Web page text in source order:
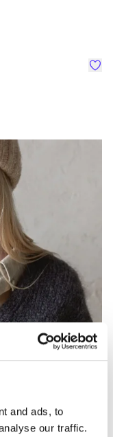
and ads, to
our traffic.